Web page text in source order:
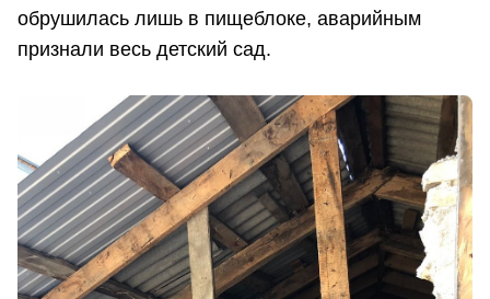
обрушилась лишь в пищеблоке, аварийным
признали весь детский сад.